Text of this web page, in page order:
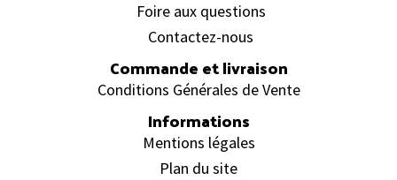
Foire aux questions
Contactez-nous
Commande et livraison
Conditions Générales de Vente
Informations
Mentions légales
Plan du site